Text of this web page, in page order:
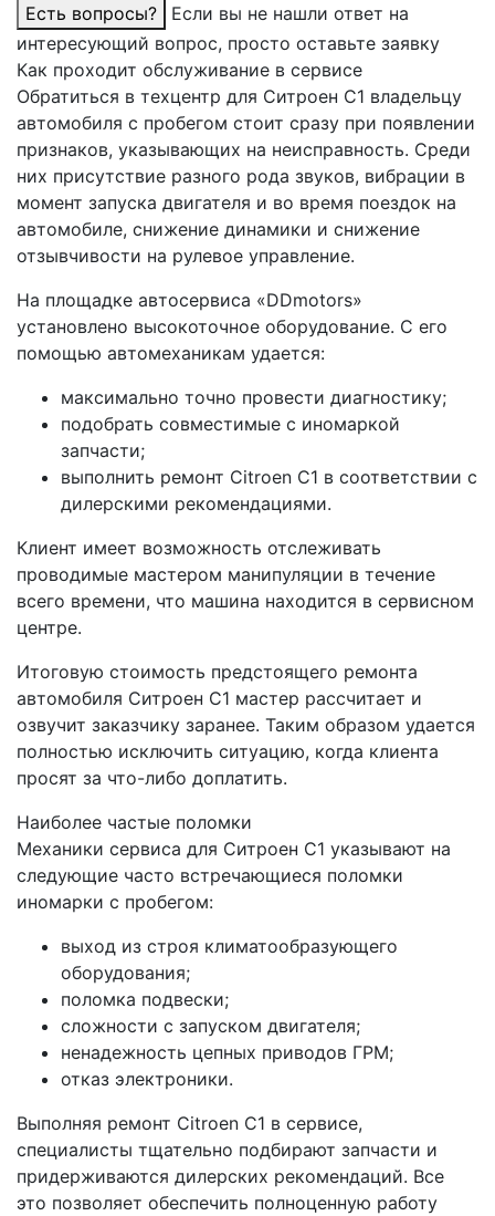
Есть вопросы?
Если вы не нашли ответ на
интересующий вопрос, просто оставьте заявку
Как проходит обслуживание в сервисе
Обратиться в техцентр для Ситроен С1 владельцу
автомобиля с пробегом стоит сразу при появлении
признаков, указывающих на неисправность. Среди
них присутствие разного рода звуков, вибрации в
момент запуска двигателя и во время поездок на
автомобиле, снижение динамики и снижение
отзывчивости на рулевое управление.
На площадке автосервиса «DDmotors»
установлено высокоточное оборудование. С его
помощью автомеханикам удается:
максимально точно провести диагностику;
подобрать совместимые с иномаркой
запчасти;
выполнить ремонт Citroen C1 в соответствии с
дилерскими рекомендациями.
Клиент имеет возможность отслеживать
проводимые мастером манипуляции в течение
всего времени, что машина находится в сервисном
центре.
Итоговую стоимость предстоящего ремонта
автомобиля Ситроен С1 мастер рассчитает и
озвучит заказчику заранее. Таким образом удается
полностью исключить ситуацию, когда клиента
просят за что-либо доплатить.
Наиболее частые поломки
Механики сервиса для Ситроен С1 указывают на
следующие часто встречающиеся поломки
иномарки с пробегом:
выход из строя климатообразующего
оборудования;
поломка подвески;
сложности с запуском двигателя;
ненадежность цепных приводов ГРМ;
отказ электроники.
Выполняя ремонт Citroen C1 в сервисе,
специалисты тщательно подбирают запчасти и
придерживаются дилерских рекомендаций. Все
это позволяет обеспечить полноценную работу